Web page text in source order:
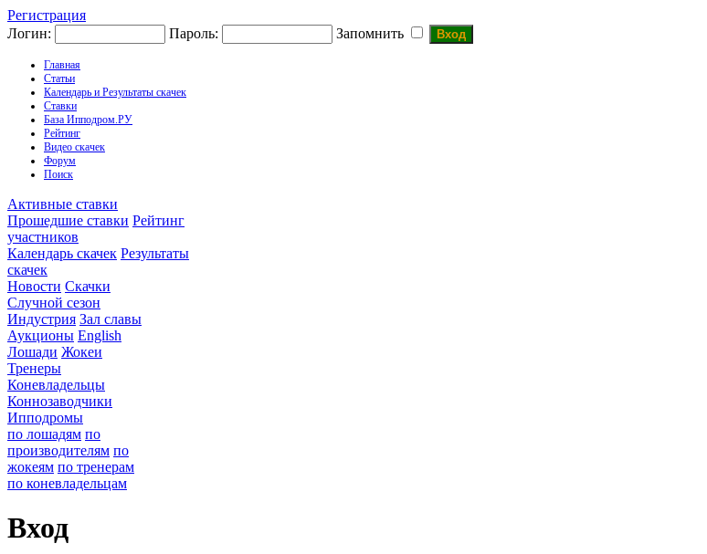
Регистрация
Логин:
Пароль: Запомнить
Главная
Статьи
Календарь и Результаты скачек
Ставки
База Ипподром.РУ
Рейтинг
Видео скачек
Форум
Поиск
Активные ставки
Прошедшие ставки Рейтинг
участников
Календарь скачек Результаты
скачек
Новости Скачки
Случной сезон
Индустрия Зал славы
Аукционы English
Лошади Жокеи
Тренеры
Коневладельцы
Коннозаводчики
Ипподромы
по лошадям по
производителям по
жокеям по тренерам
по коневладельцам
Вход